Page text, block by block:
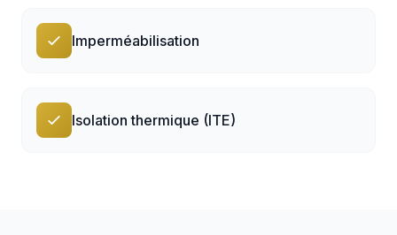
Imperméabilisation
Isolation thermique (ITE)